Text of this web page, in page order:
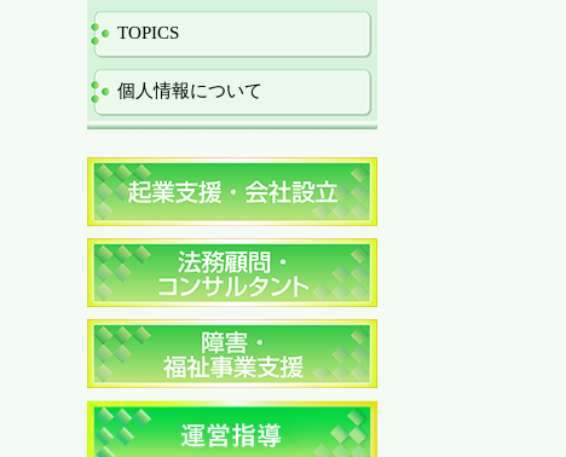
TOPICS
個人情報について